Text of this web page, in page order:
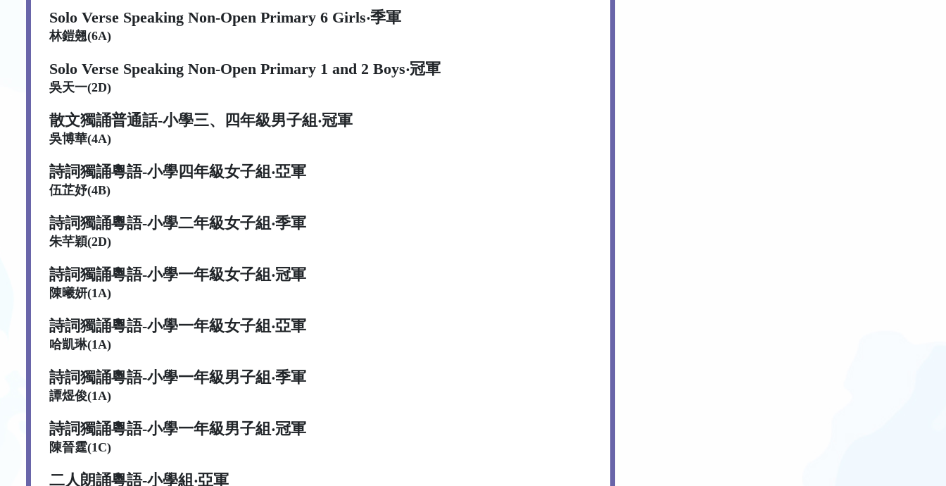
Solo Verse Speaking Non-Open Primary 6 Girls‧季軍
林鎧翹(6A)
Solo Verse Speaking Non-Open Primary 1 and 2 Boys‧冠軍
吳天一(2D)
散文獨誦普通話-小學三、四年級男子組 ‧冠軍
吳博華(4A)
詩詞獨誦粵語-小學四年級女子組 ‧亞軍
伍芷妤(4B)
詩詞獨誦粵語-小學二年級女子組 ‧季軍
朱芊穎(2D)
詩詞獨誦粵語-小學一年級女子組 ‧冠軍
陳曦妍(1A)
詩詞獨誦粵語-小學一年級女子組 ‧亞軍
哈凱琳(1A)
詩詞獨誦粵語-小學一年級男子組 ‧季軍
譚煜俊(1A)
詩詞獨誦粵語-小學一年級男子組 ‧冠軍
陳晉霆(1C)
二人朗誦粵語-小學組 ‧亞軍